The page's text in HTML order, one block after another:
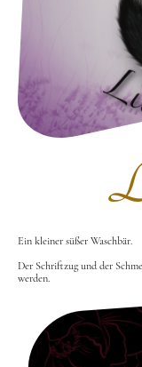
Ein kleiner süßer Waschbär.
Der Schriftzug und der
werden.